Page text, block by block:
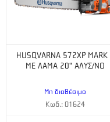
για 5 λίτρα καυσίμου.
HUSQVARNA 572XP MARK
ME ΛΑΜΑ 20" ΑΛΥΣ/ΝΟ
Μη διαθέσιμο
Κωδ.: 01624